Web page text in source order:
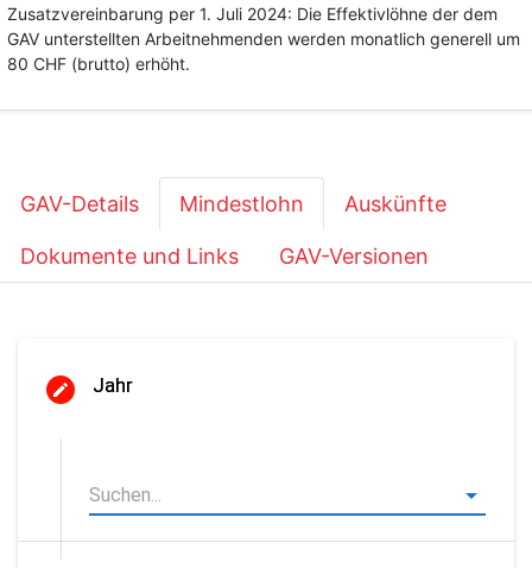
Zusatzvereinbarung per 1. Juli 2024: Die Effektivlöhne der dem
GAV unterstellten Arbeitnehmenden werden monatlich generell um
80 CHF (brutto) erhöht.
GAV-Details Mindestlohn Auskünfte
Dokumente und Links GAV-Versionen
Jahr